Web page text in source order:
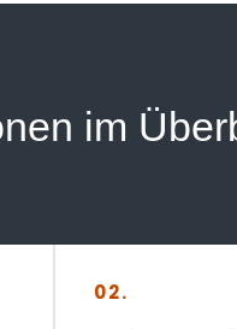
im
02.